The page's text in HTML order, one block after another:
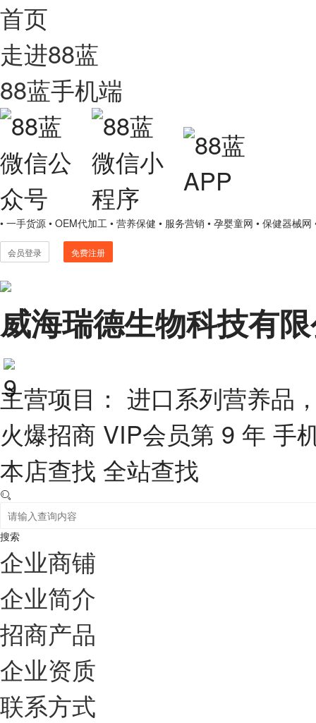
首页
走进88蓝
88蓝手机端
• 一手货源 • OEM代加工 • 营养保健 • 服务营销 • 孕婴童网 • 保健器械网
会员登录 免费注册
威海瑞德生物科技有
主营项目： 进口系列营养品
火爆招商 VIP会员第 9 年 手
本店查找 全站查找
搜索
企业商铺
企业简介
招商产品
企业资质
联系方式